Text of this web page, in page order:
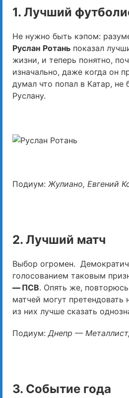
1. Лучший
Не нужно быть кэпом:
Руслан Ротань показал
жизни, и теперь понятно,
изначально, даже когда он
думал что попал в Катар, не
Руслану.
Подиум: Жулиано, Евгений
2. Лучший матч
Выбор огромен.
голосованием таковым
— ПСВ. Опять же,
матчей могут претендовать
из них лучше сказать
Подиум: Днепр —
3. Событие года